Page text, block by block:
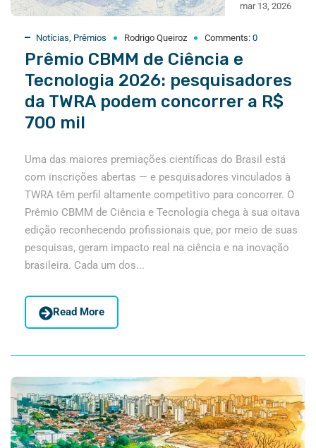
mar 13, 2026
Notícias, Prêmios Rodrigo Queiroz Comments: 0
Prêmio CBMM de Ciência e
Tecnologia 2026: pesquisadores
da TWRA podem concorrer a R$
700 mil
Uma das maiores premiações científicas do Brasil está
com inscrições abertas — e pesquisadores vinculados à
TWRA têm perfil altamente competitivo para concorrer. O
Prêmio CBMM de Ciência e Tecnologia chega à sua oitava
edição reconhecendo profissionais que, por meio de suas
pesquisas, geram impacto real na ciência e na inovação
brasileira. Cada um dos...
Read More